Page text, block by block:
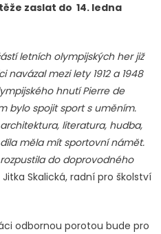
zaslat do 14. ledna
letních olympijských her již
mezi lety 1912 a 1948
hnutí Pierre de
bylo spojit sport s uměním.
literatura, hudba,
měla mít sportovní námět.
do doprovodného
Skalická, radní pro školství
odbornou porotou bude pro